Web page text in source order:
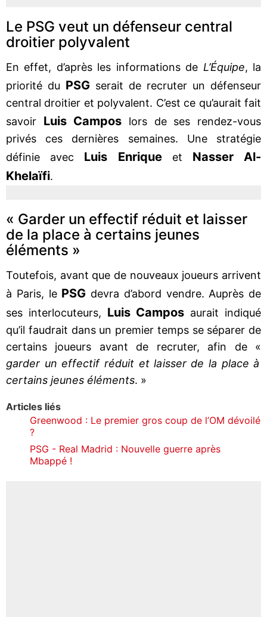
Le PSG veut un défenseur central
droitier polyvalent
En effet, d’après les informations de L’Équipe, la
priorité du PSG serait de recruter un défenseur
central droitier et polyvalent. C’est ce qu’aurait fait
savoir Luis Campos lors de ses rendez-vous
privés ces dernières semaines. Une stratégie
définie avec Luis Enriqueet Nasser Al-
Khelaïfi.
« Garder un effectif réduit et laisser
de la place à certains jeunes
éléments »
Toutefois, avant que de nouveaux joueurs arrivent
à Paris, le PSG devra d’abord vendre. Auprès de
ses interlocuteurs, Luis Campos aurait indiqué
qu’il faudrait dans un premier temps se séparer de
certains joueurs avant de recruter, afin de «
garder un effectif réduit et laisser de la place à
certains jeunes éléments. »
Articles liés
Greenwood : Le premier gros coup de l’OM dévoilé
?
PSG - Real Madrid : Nouvelle guerre après
Mbappé !